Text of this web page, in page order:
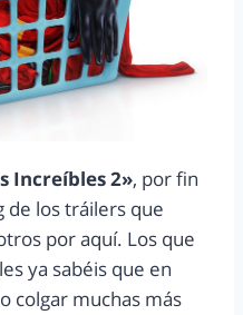
Increíbles 2», por fin
de los tráilers que
por aquí. Los que
ya sabéis que en
colgar muchas más